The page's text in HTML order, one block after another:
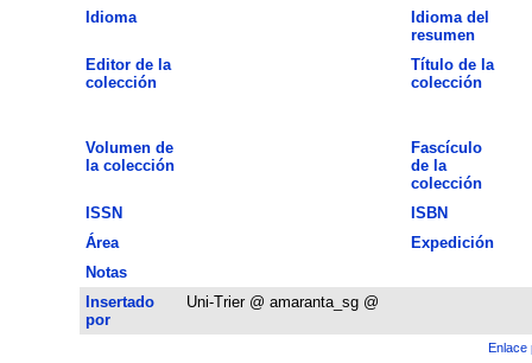
Idioma
Idioma del
resumen
Editor de la
colección
Título de la
colección
Volumen de
la colección
Fascículo
de la
colección
ISSN
ISBN
Área
Expedición
Notas
Insertado
por
Uni-Trier @ amaranta_sg @
Enlace